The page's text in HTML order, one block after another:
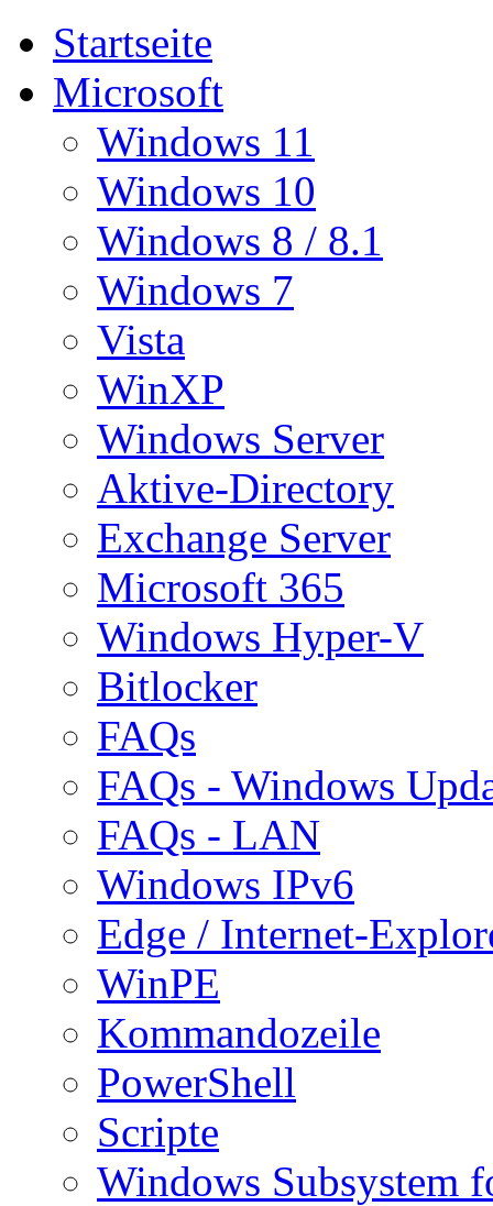
Startseite
Microsoft
Windows 11
Windows 10
Windows 8 / 8.1
Windows 7
Vista
WinXP
Windows Server
Aktive-Directory
Exchange Server
Microsoft 365
Windows Hyper-V
Bitlocker
FAQs
FAQs - Windows
FAQs - LAN
Windows IPv6
Edge / Internet-
WinPE
Kommandozeile
PowerShell
Scripte
Windows Subsystem